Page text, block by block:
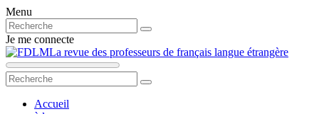
Menu
Je me connecte
La revue des professeurs de français langue étrangère
Accueil